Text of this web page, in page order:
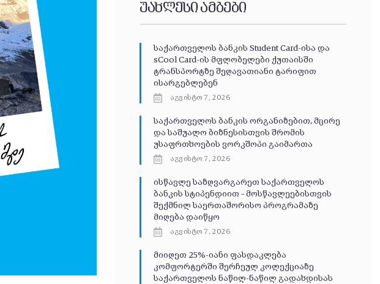
უახლესი ამბები
საქართველოს ბანკის Student Card-ისა და
sCool Card-ის მფლობელები ქუთაისში
ტრანსპორტზე შეღავათიანი ტარიფით
ისარგებლებენ
აგვისტო 7, 2026
საქართველოს ბანკის ორგანიზებით, მცირე
და საშუალო ბიზნესისთვის შრომის
უსაფრთხოების ვორკშოპი გაიმართა
აგვისტო 7, 2026
ისწავლე საზღვარგარეთ საქართველოს
ბანკის სტიპენდიით – მოსწავლეებისთვის
შექმნილ საერთაშორისო პროგრამაზე
მიღება დაიწყო
აგვისტო 7, 2026
მიიღეთ 25%-იანი ფასდაკლება
კომფორტერში შერჩეულ კოლექციაზე
საქართველოს ნაწილ-ნაწილ გადახდისას